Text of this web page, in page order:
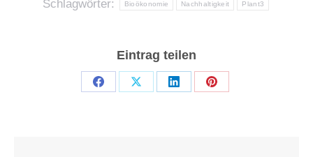
Schlagwörter:
Bioökonomie Nachhaltigkeit Plant3
Eintrag teilen
Teilen
Teilen
Teilen
Teilen